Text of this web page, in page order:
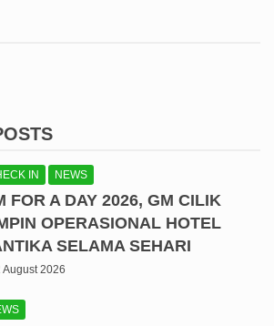
IN NEWS
FOR A DAY 2026, GM CILIK
OPERASIONAL HOTEL
SELAMA SEHARI
August 2026